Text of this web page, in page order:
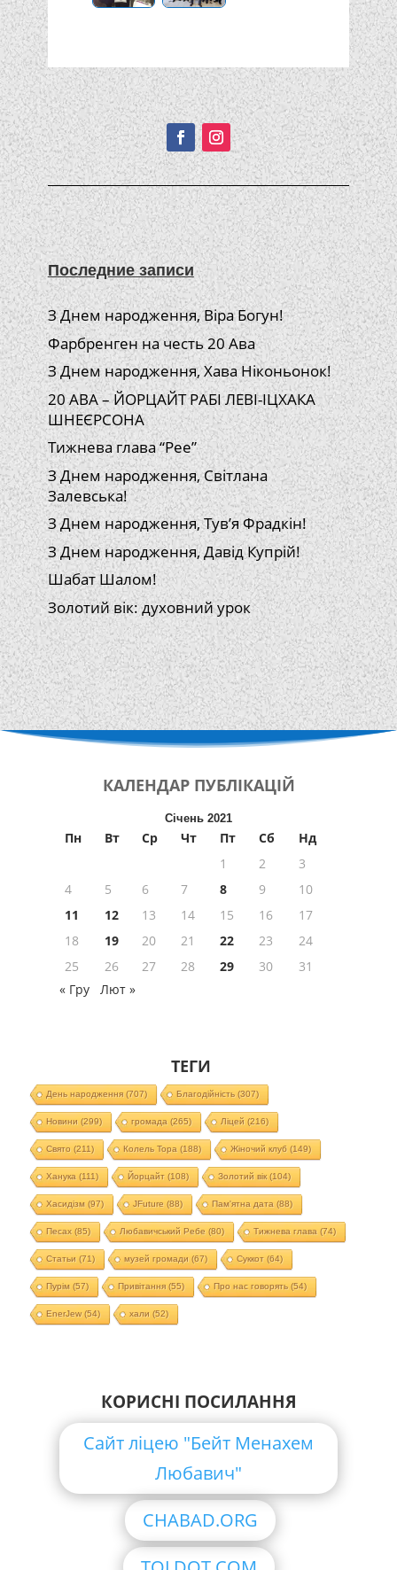
Подписывайтесь!
Последние записи
З Днем народження, Віра Богун!
Фарбренген на честь 20 Ава
З Днем народження, Хава Ніконьонок!
20 АВА – ЙОРЦАЙТ РАБІ ЛЕВІ-ІЦХАКА
ШНЕЄРСОНА
Тижнева глава “Рее”
З Днем народження, Світлана
Залевська!
З Днем народження, Тув’я Фрадкін!
З Днем народження, Давід Купрій!
Шабат Шалом!
Золотий вік: духовний урок
КАЛЕНДАР ПУБЛІКАЦІЙ
Січень 2021
Пн Вт Ср Чт Пт Сб
Нд
1
2
3
4
5 6 7 8 9
10
11
12 13 14 15 16
17
18
19 20 21 22 23
24
25
26 27 28 29 30
31
« Гру
Лют »
ТЕГИ
День народження(707) Благодійність(307)
Новини (299) громада (265) Ліцей (216)
Свято (211) Колель Тора (188) Жіночий клуб (149)
Ханука (111) Йорцайт (108) Золотий вік(104)
Хасидізм (97) JFuture (88) Пам'ятна дата (88)
Песах(85) Любавичський Ребе (80) Тижнева глава (74)
Статьи (71) музей громади (67) Суккот (64)
Пурім (57) Привітання(55) Про нас говорять(54)
EnerJew(54) хали (52)
КОРИСНІ ПОСИЛАННЯ
Сайт ліцею "Бейт Менахем
Любавич"
CHABAD.ORG